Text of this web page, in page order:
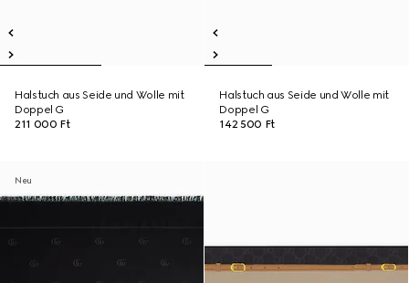
Halstuch aus Seide und Wolle mit
Doppel G
211 000 Ft
Halstuch aus Seide und Wolle mit
Doppel G
142 500 Ft
Neu